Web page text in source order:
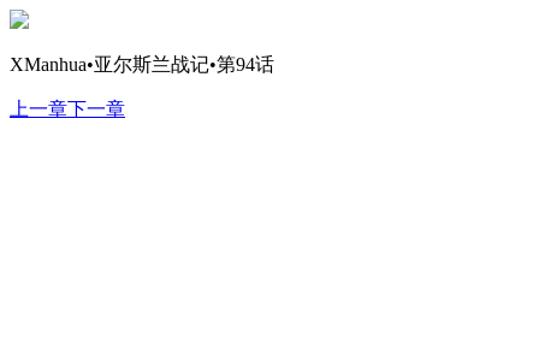
XManhua•亚尔斯兰战记•第94话
上一章下一章